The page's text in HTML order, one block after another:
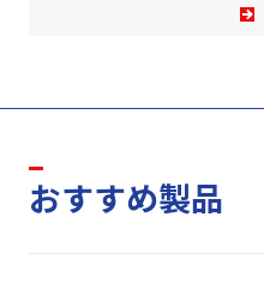
おすすめ製品